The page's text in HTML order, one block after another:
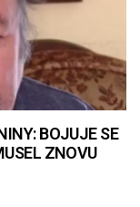
BOJUJE SE
ZNOVU